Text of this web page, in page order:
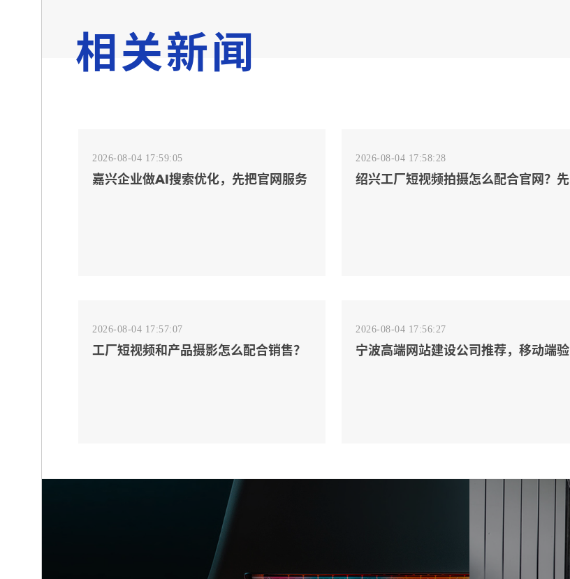
相关新闻
2026-08-04 17:59:05
嘉兴企业做AI搜索优化，先把官网服务
2026-08-04 17:58:28
绍兴工厂短视频拍摄怎么配合官网？先
2026-08-04 17:57:07
工厂短视频和产品摄影怎么配合销售？
2026-08-04 17:56:27
宁波高端网站建设公司推荐，移动端验
宁波制造业网站建设公司怎么选？先看